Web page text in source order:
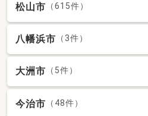
松山市 （615件）
八幡浜市 （3件）
大洲市 （5件）
今治市 （48件）